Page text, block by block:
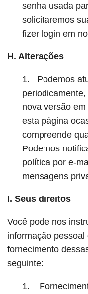
senha usada
solicitaremos
fizer login em
H. Alterações
1. Podemos
nova versão
esta página
compreende
Podemos
política por e-
mensagens
I. Seus direitos
Você pode nos
informação
fornecimento
seguinte:
1.